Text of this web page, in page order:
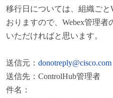
移行日については、組織ごと
おりますので、Webex管理
いただければと思います。
送信元： donotreply@cisco.com
送信先：ControlHub管理者
件名：